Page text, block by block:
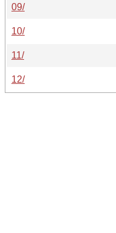
09/
10/
11/
12/